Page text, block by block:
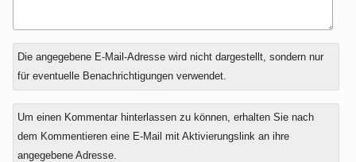
Antwort
zu
Die angegebene E-Mail-Adresse wird nicht dargestellt, sondern nur
für eventuelle Benachrichtigungen verwendet.
Um einen Kommentar hinterlassen zu können, erhalten Sie nach
dem Kommentieren eine E-Mail mit Aktivierungslink an ihre
angegebene Adresse.